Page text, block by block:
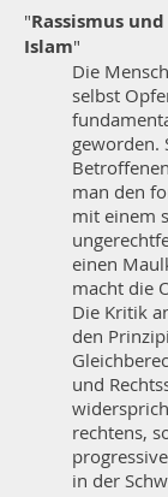
"Rassismus
Islam"
Die
selbst
geworden.
man den
mit einem
einen
macht die
Die Kritik
den
und
rechtens,
in der